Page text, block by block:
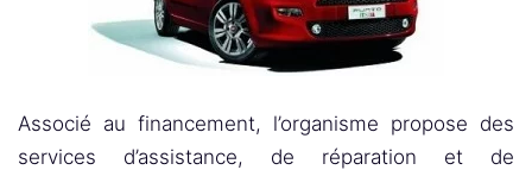
Associé au financement, l’organisme propose des
services d’assistance, de réparation et de